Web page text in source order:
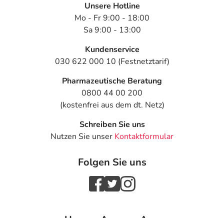
Unsere Hotline
Mo - Fr 9:00 - 18:00
Sa 9:00 - 13:00
Kundenservice
030 622 000 10 (Festnetztarif)
Pharmazeutische Beratung
0800 44 00 200
(kostenfrei aus dem dt. Netz)
Schreiben Sie uns
Nutzen Sie unser Kontaktformular
Folgen Sie uns